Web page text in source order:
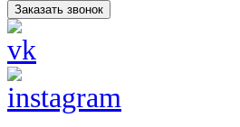
Заказать звонок